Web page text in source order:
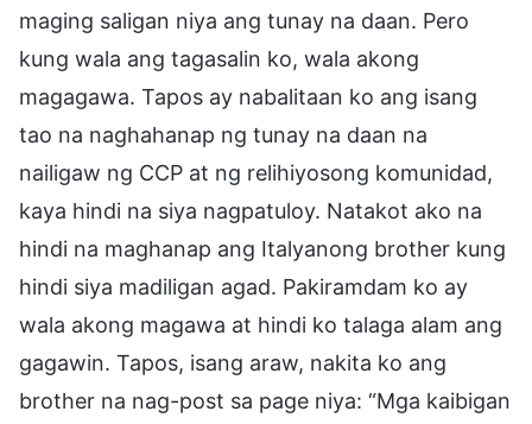
maging saligan niya ang tunay na daan. Pero
kung wala ang tagasalin ko, wala akong
magagawa. Tapos ay nabalitaan ko ang isang
tao na naghahanap ng tunay na daan na
nailigaw ng CCP at ng relihiyosong komunidad,
kaya hindi na siya nagpatuloy. Natakot ako na
hindi na maghanap ang Italyanong brother kung
hindi siya madiligan agad. Pakiramdam ko ay
wala akong magawa at hindi ko talaga alam ang
gagawin. Tapos, isang araw, nakita ko ang
brother na nag-post sa page niya: “Mga kaibigan